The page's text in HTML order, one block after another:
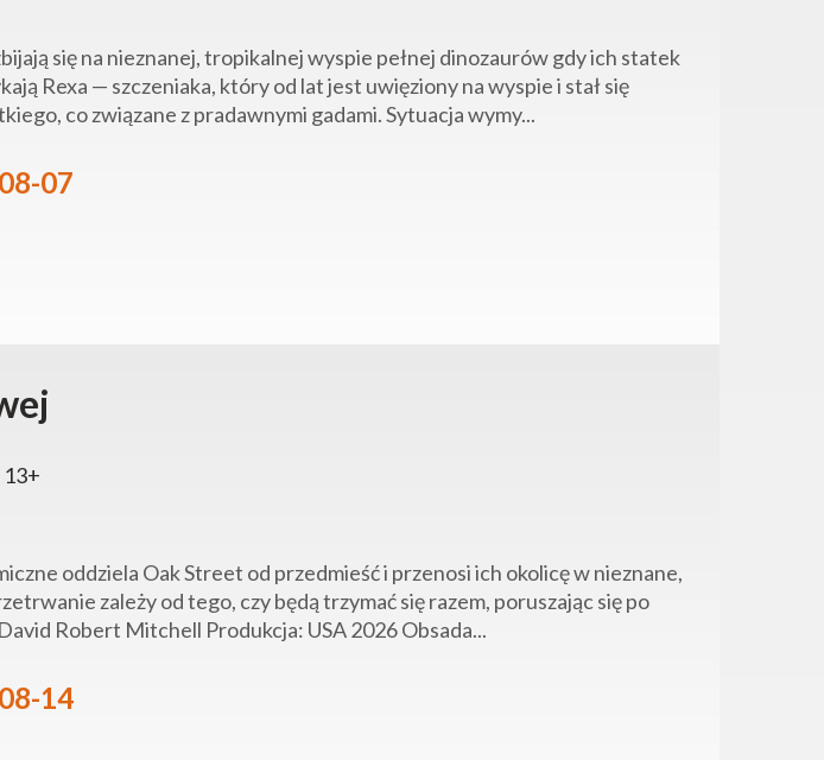
się na nieznanej, tropikalnej wyspie pełnej dinozaurów gdy ich statek
Rexa — szczeniaka, który od lat jest uwięziony na wyspie i stał się
co związane z pradawnymi gadami. Sytuacja wymy...
07
oddziela Oak Street od przedmieść i przenosi ich okolicę w nieznane,
zależy od tego, czy będą trzymać się razem, poruszając się po
Robert Mitchell Produkcja: USA 2026 Obsada...
14